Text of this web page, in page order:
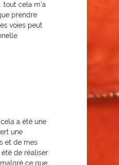
tout cela m'a
prendre
voies peut
a été une
une
et de mes
de réaliser
ce que